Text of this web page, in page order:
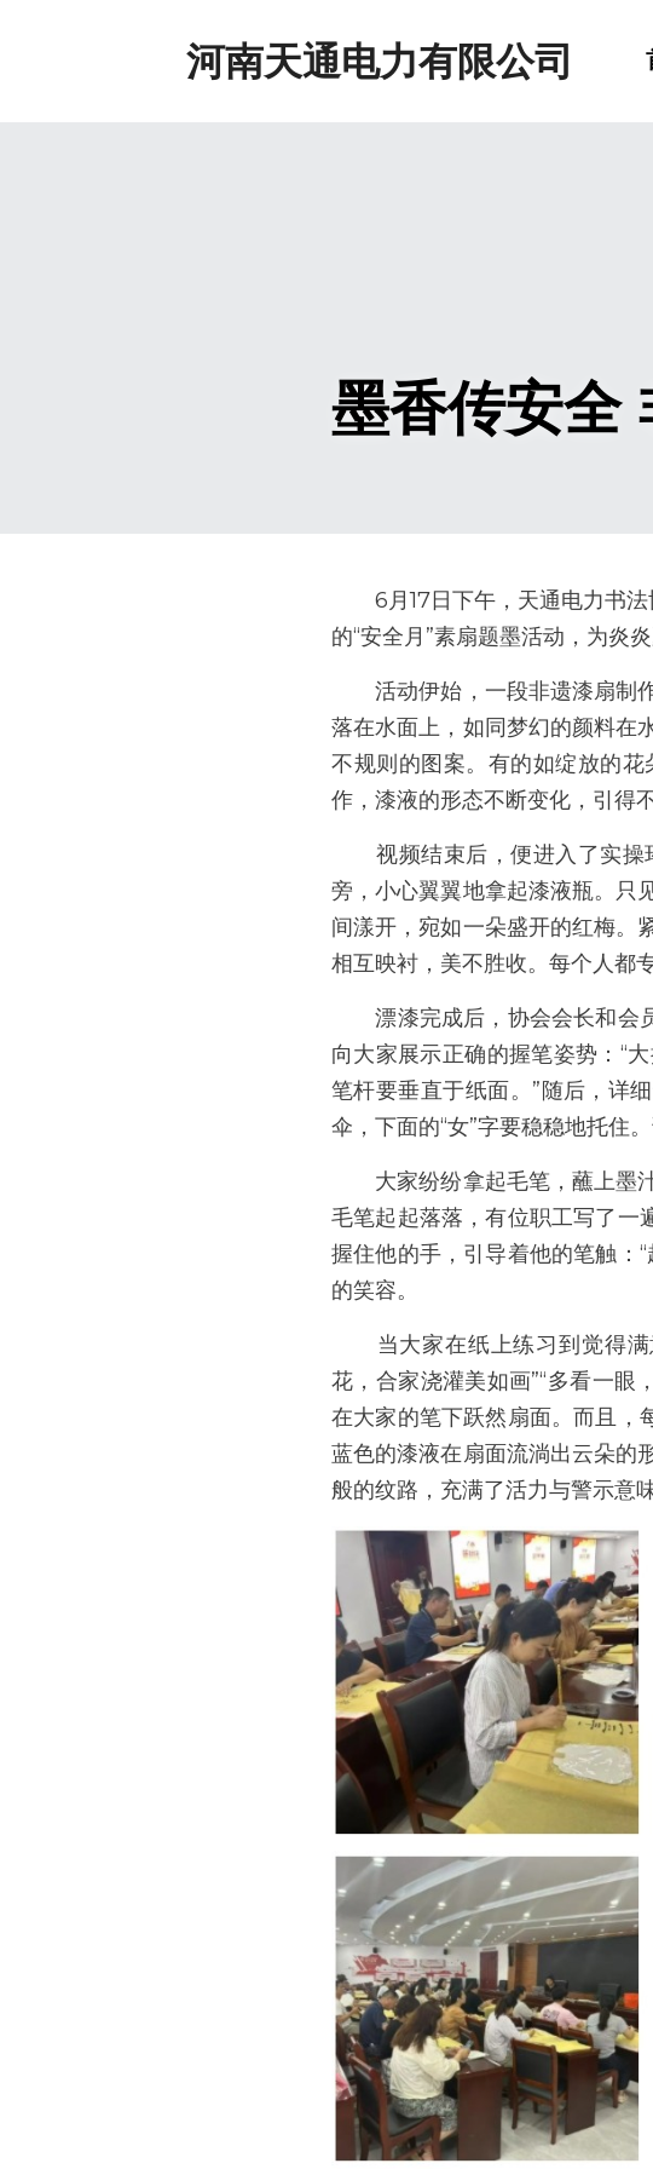
河南天通电力有限公司
墨香传安全
6月17日下午，天通电力书法
的“安全月”素扇题墨活动，为炎
活动伊始，一段非遗漆扇制作
落在水面上，如同梦幻的颜料在
不规则的图案。有的如绽放的
作，漆液的形态不断变化，引得
视频结束后，便进入了实操
旁，小心翼翼地拿起漆液瓶。只
间漾开，宛如一朵盛开的红梅。
相互映衬，美不胜收。每个人都
漂漆完成后，协会会长和会员
向大家展示正确的握笔姿势：“
笔杆要垂直于纸面。”随后，详
伞，下面的“女”字要稳稳地托住
大家纷纷拿起毛笔，蘸上墨汁
毛笔起起落落，有位职工写了一
握住他的手，引导着他的笔触：
的笑容。
当大家在纸上练习到觉得满
花，合家浇灌美如画”“多看一眼
在大家的笔下跃然扇面。而且，
蓝色的漆液在扇面流淌出云朵的
般的纹路，充满了活力与警示意